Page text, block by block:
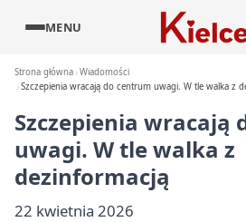
MENU
Strona główna Wiadomości
Szczepienia wracają do centrum uwagi. W tle walka z
Szczepienia wracają
uwagi. W tle walka z
dezinformacją
22 kwietnia 2026